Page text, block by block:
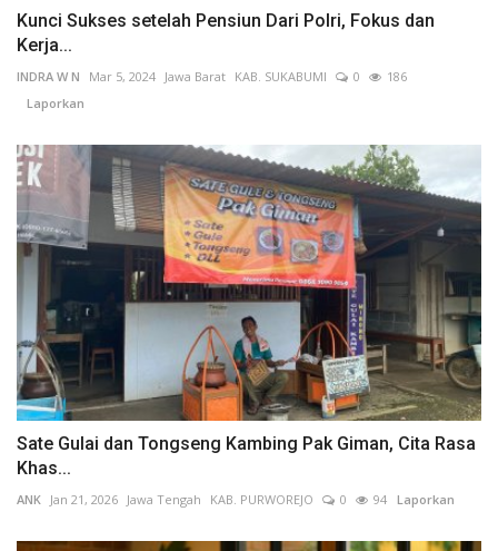
Kunci Sukses setelah Pensiun Dari Polri, Fokus dan
Kerja...
INDRA W N Mar 5, 2024 Jawa Barat KAB. SUKABUMI 0
186
Laporkan
Sate Gulai dan Tongseng Kambing Pak Giman, Cita Rasa
Khas...
ANK Jan 21, 2026 Jawa Tengah KAB. PURWOREJO 0 94 Laporkan